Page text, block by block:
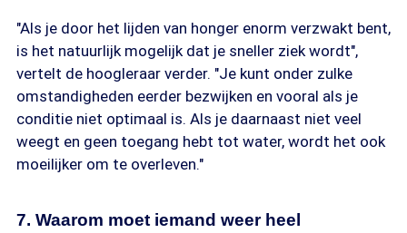
"Als je door het lijden van honger enorm verzwakt bent,
is het natuurlijk mogelijk dat je sneller ziek wordt",
vertelt de hoogleraar verder. "Je kunt onder zulke
omstandigheden eerder bezwijken en vooral als je
conditie niet optimaal is. Als je daarnaast niet veel
weegt en geen toegang hebt tot water, wordt het ook
moeilijker om te overleven."
7. Waarom moet iemand weer heel